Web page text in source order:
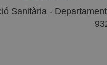
Sanitària -